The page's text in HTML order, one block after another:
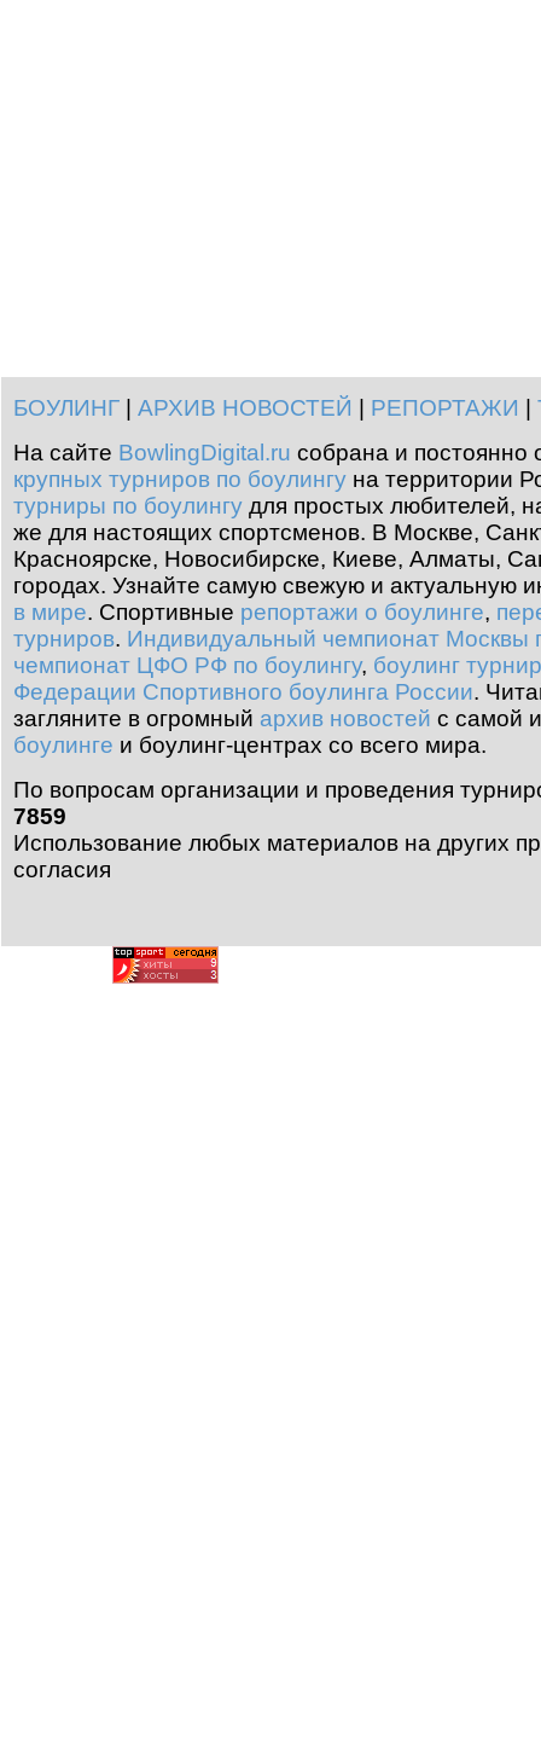
БОУЛИНГ АРХИВ НОВОСТЕЙ РЕПОРТАЖИ
На сайте BowlingDigital.ru собрана и постоянно
крупных турниров по боулингу на территории
турниры по боулингу для простых любителей,
же для настоящих спортсменов. В Москве,
Красноярске, Новосибирске, Киеве, Алматы,
городах. Узнайте самую свежую и
в мире. Спортивные репортажи о боулинге,
турниров. Индивидуальный чемпионат Москвы
чемпионат ЦФО РФ по боулингу, боулинг
Федерации Спортивного боулинга России.
загляните в огромный архив новостей с самой
боулинге и боулинг-центрах со всего мира.
По вопросам организации и проведения
7859
Использование любых материалов на других
согласия